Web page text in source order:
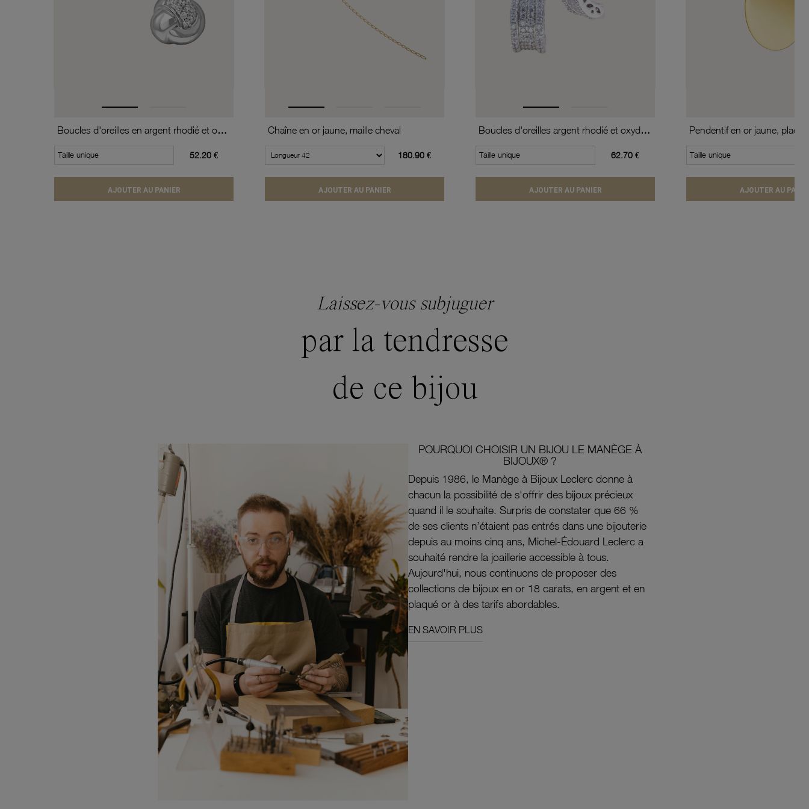
Boucles d'oreilles en argent rhodié et oxydes de zirconium
Taille unique 52.20 €
AJOUTER AU PANIER
Chaîne en or jaune, maille cheval
180.90 €
AJOUTER AU PANIER
Boucles d'oreilles argent rhodié et oxydes de zirconium
Taille unique 62.70 €
AJOUTER AU PANIER
Pendentif en or jaune,
Taille unique
AJOUTER AU
Laissez-vous subjuguer
par la tendresse
de ce bijou
POURQUOI CHOISIR UN BIJOU LE MANÈGE À
BIJOUX® ?
Depuis 1986, le Manège à Bijoux Leclerc donne à
chacun la possibilité de s'offrir des bijoux précieux
quand il le souhaite. Surpris de constater que 66 %
de ses clients n’étaient pas entrés dans une bijouterie
depuis au moins cinq ans, Michel-Édouard Leclerc a
souhaité rendre la joaillerie accessible à tous.
Aujourd'hui, nous continuons de proposer des
collections de bijoux en or 18 carats, en argent et en
plaqué or à des tarifs abordables.
EN SAVOIR PLUS